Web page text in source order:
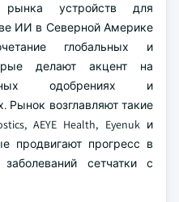
рынка устройств для
ИИ в Северной Америке
глобальных и
делают акцент на
одобрениях и
Рынок возглавляют такие
AEYE Health, Eyenuk и
продвигают прогресс в
сетчатки с